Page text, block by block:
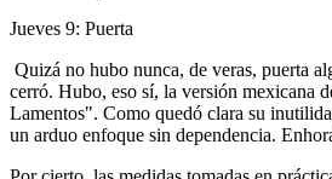
Jueves 9: Puerta
Quizá no hubo nunca, de veras, puerta
cerró. Hubo, eso sí, la versión mexicana
Lamentos". Como quedó clara su
un arduo enfoque sin dependencia.